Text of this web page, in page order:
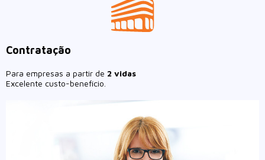
Contratação
Para empresas a partir de 2 vidas
Excelente custo-benefício.